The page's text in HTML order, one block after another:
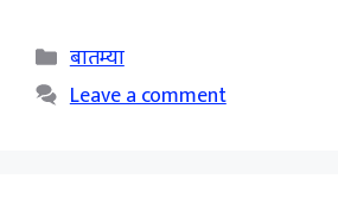
Categories
बातम्या
Leave a comment